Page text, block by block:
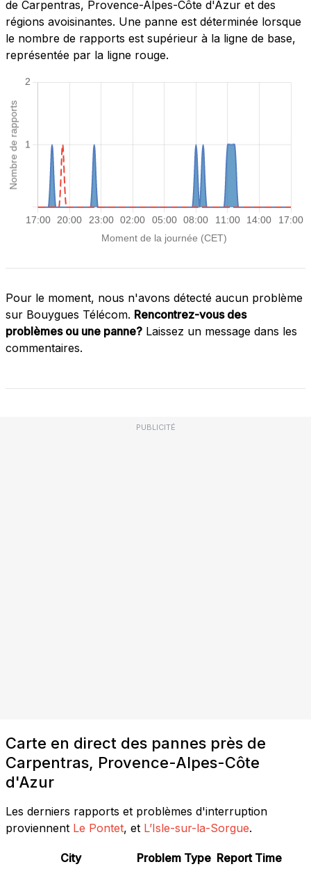
de Carpentras, Provence-Alpes-Côte d'Azur et des
régions avoisinantes. Une panne est déterminée lorsque
le nombre de rapports est supérieur à la ligne de base,
représentée par la ligne rouge.
Pour le moment, nous n'avons détecté aucun problème
sur Bouygues Télécom. Rencontrez-vous des
problèmes ou une panne? Laissez un message dans les
commentaires.
PUBLICITÉ
Carte en direct des pannes près de
Carpentras, Provence-Alpes-Côte
d'Azur
Les derniers rapports et problèmes d'interruption
proviennent Le Pontet, et L’Isle-sur-la-Sorgue.
City Problem Type Report Time